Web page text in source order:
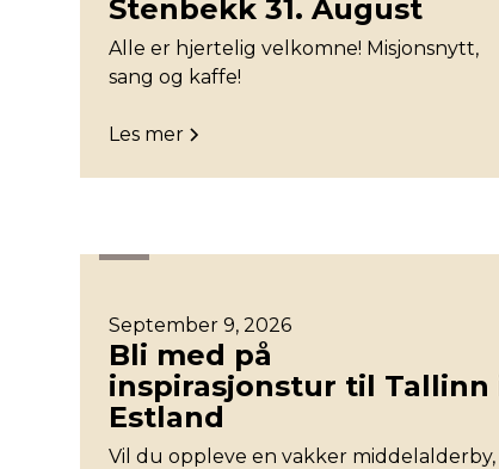
Stenbekk 31. August
Alle er hjertelig velkomne! Misjonsnytt,
sang og kaffe!
Les mer
September 9, 2026
Bli med på
inspirasjonstur til Tallinn
Estland
Vil du oppleve en vakker middelalderby,